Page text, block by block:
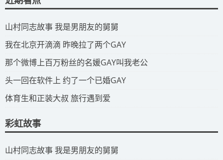
​山村同志故事 我是男朋友的舅舅
​我在北京开滴滴 昨晚拉了两个GAY
​那个微博上百万粉丝的名媛GAY叫我老公
​头一回在软件上 约了一个已婚GAY
​体育生和正装大叔 旅行遇到爱
彩虹故事
​山村同志故事 我是男朋友的舅舅